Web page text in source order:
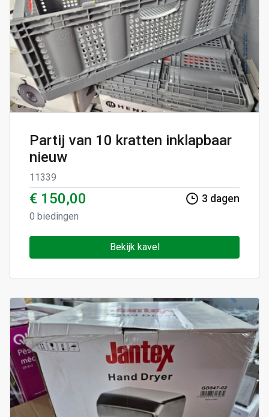
Partij van 10 kratten inklapbaar
nieuw
11339
€ 150,00
0 biedingen
3 dagen
Bekijk kavel